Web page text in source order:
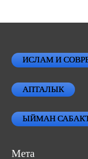
ИСЛАМ И
АПТАЛЫК
ЫЙМАН
Мета